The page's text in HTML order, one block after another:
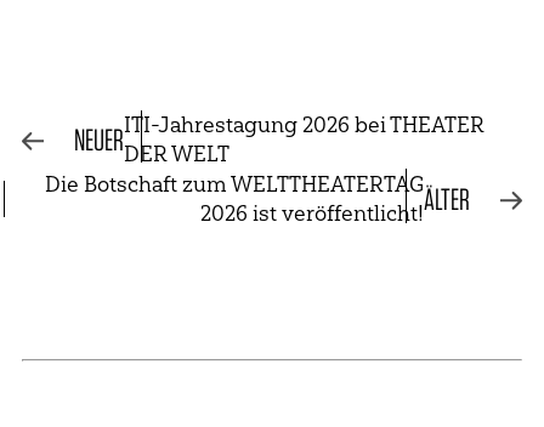
NEUERITI-Jahrestagung 2026 bei THEATER
DER WELT
Die Botschaft zum WELTTHEATERTAG
2026 ist veröffentlicht!ÄLTER